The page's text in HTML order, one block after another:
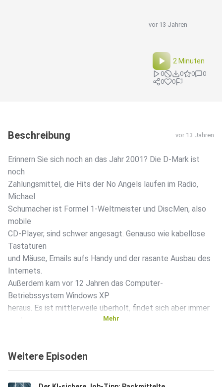
vor 13 Jahren
2 Minuten
0 0 0
0
0
0
Beschreibung vor 13 Jahren
Erinnern Sie sich noch an das Jahr 2001? Die D-Mark ist
noch
Zahlungsmittel, die Hits der No Angels laufen im Radio,
Michael
Schumacher ist Formel 1-Weltmeister und DiscMen, also
mobile
CD-Player, sind schwer angesagt. Genauso wie kabellose
Tastaturen
und Mäuse, Emails aufs Handy und der rasante Ausbau des
Internets.
Außerdem kam vor 12 Jahren das Computer-
Betriebssystem Windows XP
heraus. Es ist mittlerweile überholt, findet sich aber immer
Sicherheit Ihres Rechners riskant sein...
Mehr
Weitere Episoden